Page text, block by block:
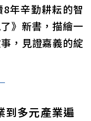
年辛勤耕耘的智
》新書，描繪一
，見證嘉義的綻
到多元產業遍